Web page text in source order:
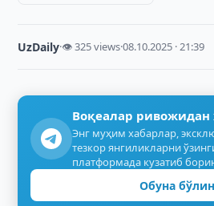
UzDaily·👁 325 views·08.10.2025 · 21:39
Воқеалар ривожидан
Энг муҳим хабарлар,
тезкор янгиликларни
платформада кузатиб
Обуна